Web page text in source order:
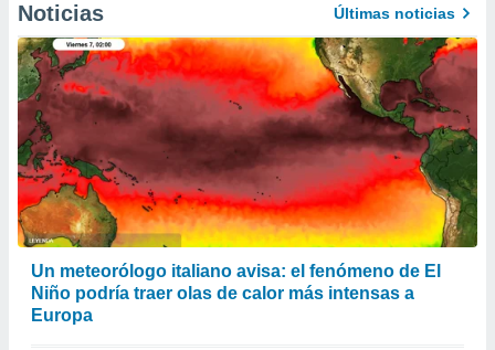
Noticias Últimas noticias
Un meteorólogo italiano avisa: el fenómeno de El
Niño podría traer olas de calor más intensas a
Europa